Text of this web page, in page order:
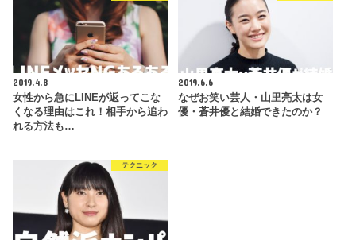
2019.4.8
女性から急にLINEが返ってこな
くなる理由はこれ！相手から追わ
れる方法も…
2019.6.6
なぜお笑い芸人・山里亮太は女
優・蒼井優と結婚できたのか？
テクニック